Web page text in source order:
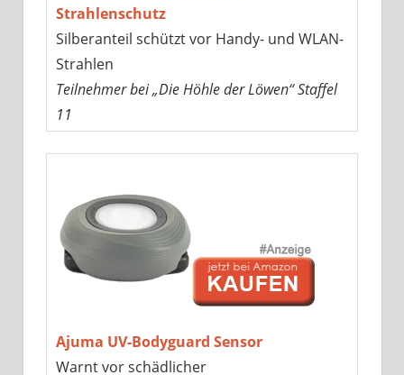
Strahlenschutz
Silberanteil schützt vor Handy- und WLAN-
Strahlen
Teilnehmer bei „Die Höhle der Löwen“ Staffel
11
Ajuma UV-Bodyguard Sensor
Warnt vor schädlicher